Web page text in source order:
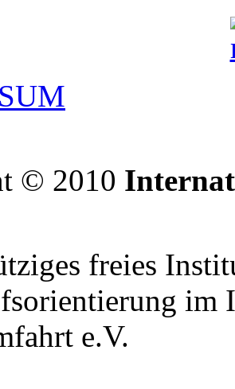
© 2010
freies
im
e.V.